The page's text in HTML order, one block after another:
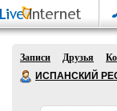
Записи Друзья
ИСПАНСКИЙ